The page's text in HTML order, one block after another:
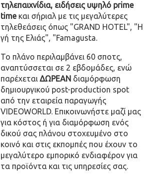
τηλεπαιχνίδια, ειδήσεις υψηλό prime
timeκαι σήριαλ με τις μεγαλύτερες
τηλεθεάσεις όπως "GRAND HOTEL", "Η
γή της Ελιάς", "Famagusta.
Το πλάνο περιλαμβάνει 60 σποτς,
αναπτύσσεται σε 2 εβδομάδες, ενώ
παρέχεται ΔΩΡΕΑΝ διαμόρφωση
δημιουργικού post-production spot
από την εταιρεία παραγωγής
VIDEOWORLD. Επικοινωνήστε μαζί μας
για κόστος ή για διαμόρφωση ενός
δικού σας πλάνου στοχευμένο στο
κοινό και στις εκπομπές που έχουν το
μεγαλύτερο εμπορικό ενδιαφέρον για
τα προϊόντα και τις υπηρεσίες σας.